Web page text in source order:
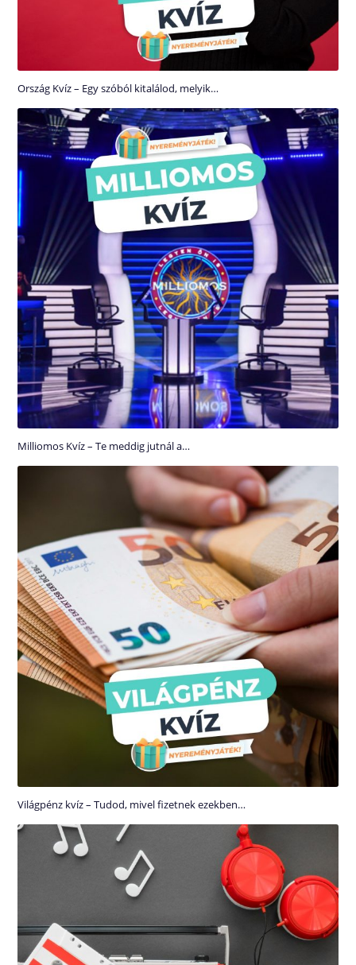
Ország Kvíz – Egy szóból kitalálod, melyik…
Milliomos Kvíz – Te meddig jutnál a…
Világpénz kvíz – Tudod, mivel fizetnek ezekben…